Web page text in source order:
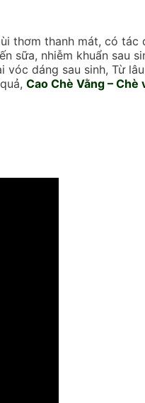
thơm thanh mát, có tác
sữa, nhiễm khuẩn sau
vóc dáng sau sinh, Từ
Cao Chè Vằng – Chè